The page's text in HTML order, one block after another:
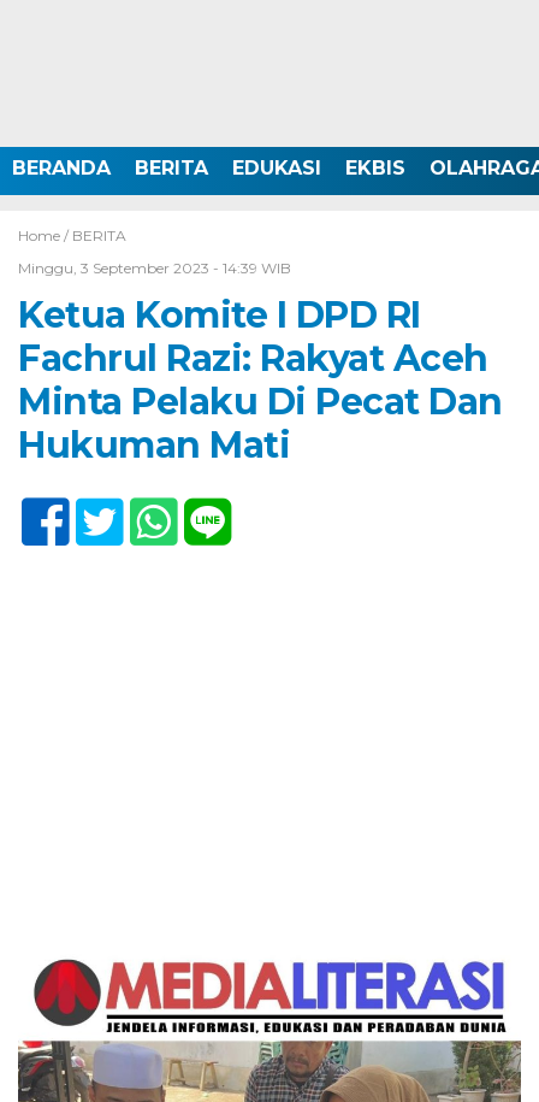
BERANDA BERITA EDUKASI EKBIS
Home / BERITA
Minggu, 3 September 2023 - 14:39 WIB
Ketua Komite I DPD RI
Fachrul Razi: Rakyat Aceh
Minta Pelaku Di Pecat Dan
Hukuman Mati